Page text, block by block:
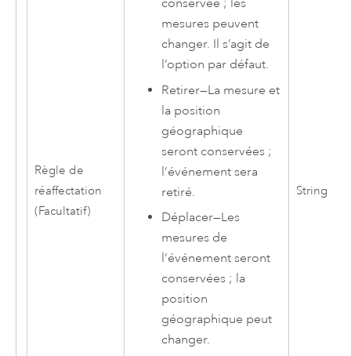
Règle de
réaffectation
(Facultatif)
conservée ; les
mesures peuvent
changer. Il s’agit de
l’option par défaut.
Retirer—La mesure et
la position
géographique
seront conservées ;
l’événement sera
retiré.
Déplacer—Les
mesures de
l’événement seront
conservées ; la
position
géographique peut
changer.
String